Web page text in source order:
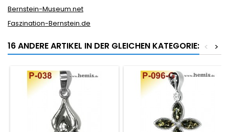
Bernstein-Museum.net
Faszination-Bernstein.de
16 ANDERE ARTIKEL IN DER GLEICHEN KATEGORIE: >
<